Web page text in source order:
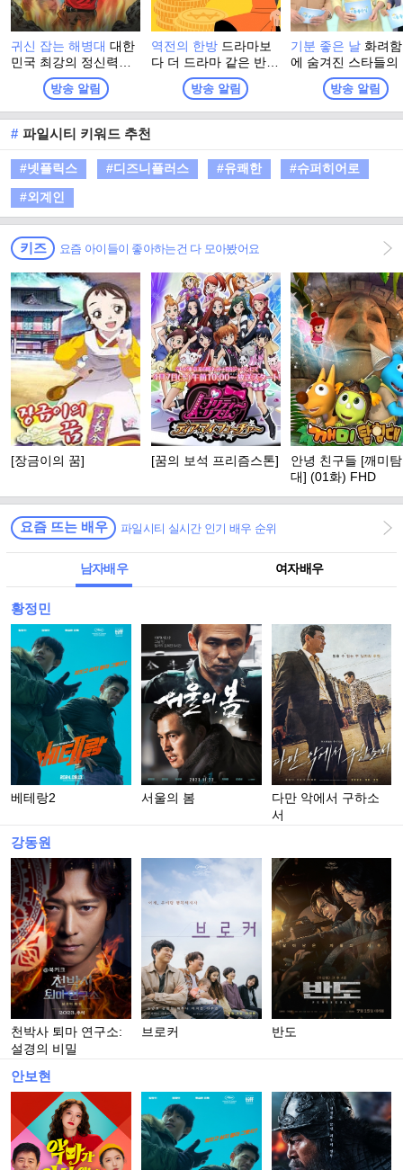
귀신 잡는 해병대대한
민국 최강의 정신력을
자부하는 해병대 출신
들이 모여, 이번엔 진짜
귀신을 잡으러 심령 스
폿으로 떠난다! 실제 무
속인들이 경험한 기이
한 사건과 금기, 그리고
사람들 사이에 떠도는
괴담을 눈앞에서 확인
하는 한여름 납량 오컬
트 수색 버라이어티!
방송 알림
역전의 한방 드라마보
다 더 드라마 같은 반전
인생 추적 스토리 프로
방송 알림
기분 좋은 날화려
에 숨겨진 스타들의
솔한 이야기와 이색
소에서 펼쳐지는 스
들의 특별한 체험.
이 함께하는 명강의
생활에 유익한 다양
방송 알림
# 파일시티 키워드 추천
#넷플릭스 #디즈니플러스 #유쾌한
#슈퍼히어로
#외계인
키즈 요즘 아이들이 좋아하는건 다 모아봤어요
[장금이의 꿈] [꿈의 보석 프리즘스톤]
안녕 친구들 [깨미
대] (01화) FHD
요즘 뜨는 배우 파일시티 실시간 인기 배우 순위
남자배우 여자배우
황정민
베테랑2 서울의 봄
다만 악에서 구하소
서
강동원
천박사 퇴마 연구소:
설경의 비밀
브로커 반도
안보현